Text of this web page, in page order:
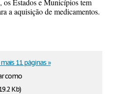
Estados e Municípios tem
a aquisição de medicamentos.
como
Kb)
11 páginas »